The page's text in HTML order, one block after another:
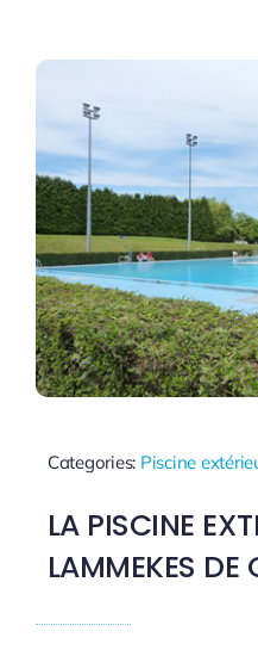
Categories: Piscine
LA PISCINE
LAMMEKES DE